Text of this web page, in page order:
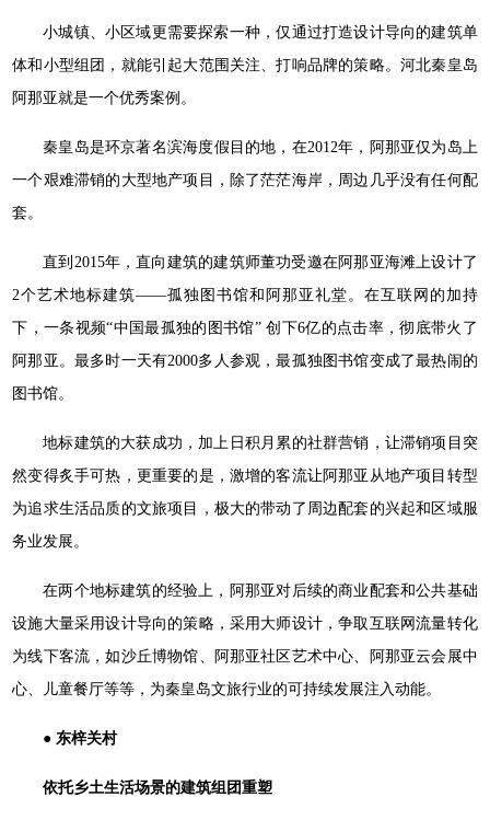
小城镇、小区域更需要探索一种，仅通过打造设计导向的建筑单
体和小型组团，就能引起大范围关注、打响品牌的策略。河北秦皇岛
阿那亚就是一个优秀案例。
秦皇岛是环京著名滨海度假目的地，在2012年，阿那亚仅为岛上
一个艰难滞销的大型地产项目，除了茫茫海岸，周边几乎没有任何配
套。
直到2015年，直向建筑的建筑师董功受邀在阿那亚海滩上设计了
2个艺术地标建筑——孤独图书馆和阿那亚礼堂。在互联网的加持
下，一条视频“中国最孤独的图书馆” 创下6亿的点击率，彻底带火了
阿那亚。最多时一天有2000多人参观，最孤独图书馆变成了最热闹的
图书馆。
地标建筑的大获成功，加上日积月累的社群营销，让滞销项目突
然变得炙手可热，更重要的是，激增的客流让阿那亚从地产项目转型
为追求生活品质的文旅项目，极大的带动了周边配套的兴起和区域服
务业发展。
在两个地标建筑的经验上，阿那亚对后续的商业配套和公共基础
设施大量采用设计导向的策略，采用大师设计，争取互联网流量转化
为线下客流，如沙丘博物馆、阿那亚社区艺术中心、阿那亚云会展中
心、儿童餐厅等等，为秦皇岛文旅行业的可持续发展注入动能。
● 东梓关村
依托乡土生活场景的建筑组团重塑